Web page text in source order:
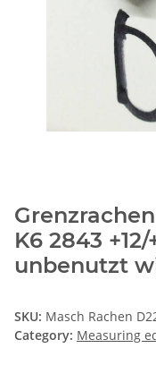
K6 2843
unbenutzt
SKU: Masch Rachen
Category: Measuring